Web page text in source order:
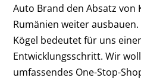
Auto Brand den Absatz von
Rumänien weiter
Kögel bedeutet für uns
Entwicklungsschritt. Wir
umfassendes One-Stop-